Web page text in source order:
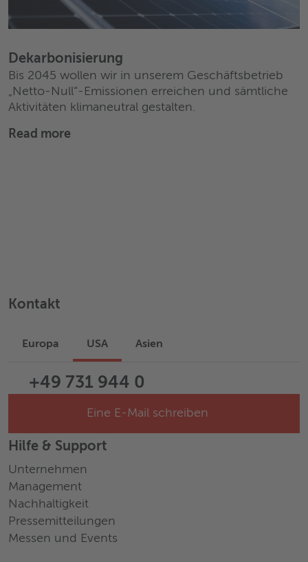
Dekarbonisierung
Bis 2045 wollen wir in unserem Geschäftsbetrieb
„Netto-Null“-Emissionen erreichen und sämtliche
Aktivitäten klimaneutral gestalten.
Read more
Kontakt
Europa USA Asien
+49 731 944 0
Eine E-Mail schreiben
Hilfe & Support
Unternehmen
Management
Nachhaltigkeit
Pressemitteilungen
Messen und Events